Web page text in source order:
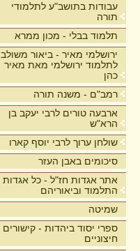
עבודות בתושב"ע לתלמודי
תורה
תלמוד בבלי - מכון ממרא
ירושלמי מאיר - ביאור משולב
לתלמוד ירושלמי מאת מאיר
כהן
רמב"ם - משנה תורה
ארבעה טורים לרבי יעקב בן
הרא"ש
שולחן ערוך לרבי יוסף קארו
סיכומים באבן העזר
אתר אגדות חז"ל - כל אגדות
התלמוד וביאוריהם
שמיטה
ספרי יסוד ביהדות - קישורים
חיצוניים